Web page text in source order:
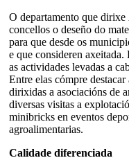
O departamento que
concellos o deseño do
para que desde os
e que consideren
as actividades levadas a
Entre elas cómpre
dirixidas a asociacións de
diversas visitas a
minibricks en eventos
agroalimentarias.
Calidade diferenciada